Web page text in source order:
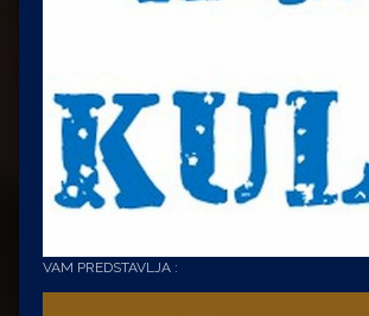
VAM PREDSTAVLJA :